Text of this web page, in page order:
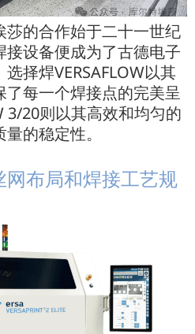
莎的合作始于二十一世纪
设备便成为了古德电子
择焊VERSAFLOW以其
每一个焊接点的完美呈
3/20则以其高效和均匀的
的稳定性。
网布局和焊接工艺规